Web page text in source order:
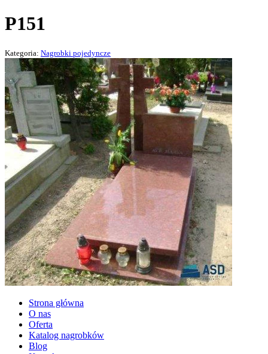
P151
Kategoria: Nagrobki pojedyncze
Strona główna
O nas
Oferta
Katalog nagrobków
Blog